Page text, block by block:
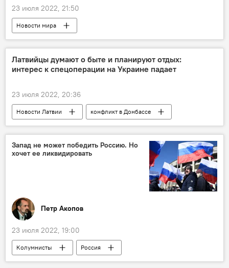
23 июля 2022, 21:50
Новости мира
Всемирная организация здравоохранения (ВОЗ)
Латвийцы думают о быте и планируют отдых:
интерес к спецоперации на Украине падает
23 июля 2022, 20:36
Новости Латвии конфликт в Донбассе
Запад не может победить Россию. Но
хочет ее ликвидировать
Петр Акопов
23 июля 2022, 19:00
Колумнисты
Россия
Западная Европа
США